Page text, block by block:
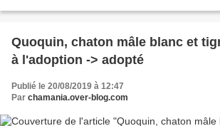
Quoquin, chaton mâle blanc et
à l'adoption -> adopté
Publié le 20/08/2019 à 12:47
Par chamania.over-blog.com